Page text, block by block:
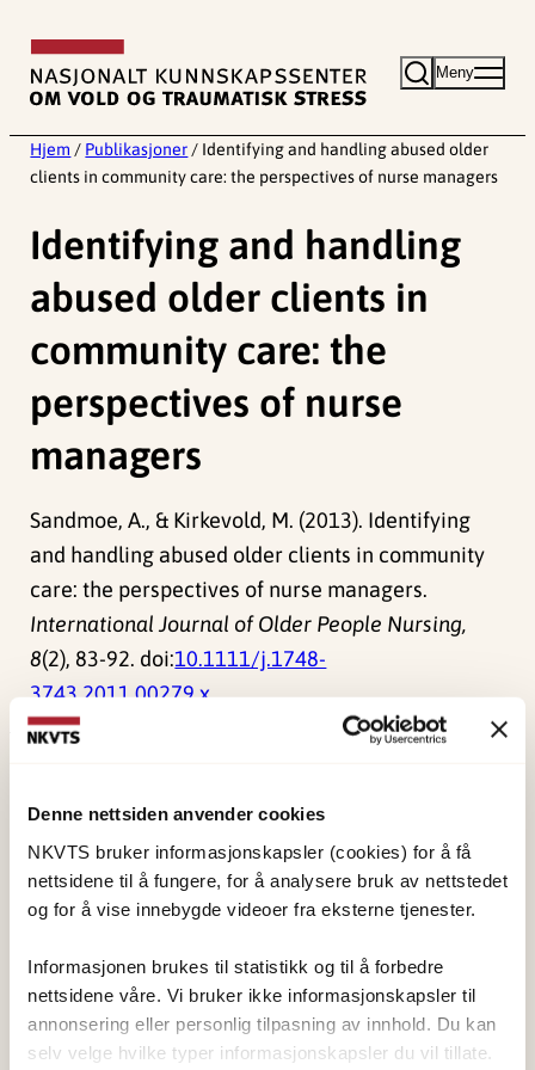
Denne nettsiden anvender cookies
NKVTS bruker informasjonskapsler (cookies) for å få
nettsidene til å fungere, for å analysere bruk av nettstedet
og for å vise innebygde videoer fra eksterne tjenester.
Informasjonen brukes til statistikk og til å forbedre
nettsidene våre. Vi bruker ikke informasjonskapsler til
annonsering eller personlig tilpasning av innhold. Du kan
selv velge hvilke typer informasjonskapsler du vil tillate.
innhold
Meny
Hjem / Publikasjoner / Identifying and handling abused older
clients in community care: the perspectives of nurse managers
Identifying and handling
abused older clients in
community care: the
perspectives of nurse
managers
Sandmoe, A., & Kirkevold, M. (2013). Identifying
and handling abused older clients in community
care: the perspectives of nurse managers.
International Journal of Older People Nursing,
8(2), 83-92. doi:10.1111/j.1748-
3743.2011.00279.x
NKVTS utvikler og sprer kunnskap og kompetanse
om vold og traumatisk stress. Formålet er å bidra
til å forebygge og redusere de helsemessige og